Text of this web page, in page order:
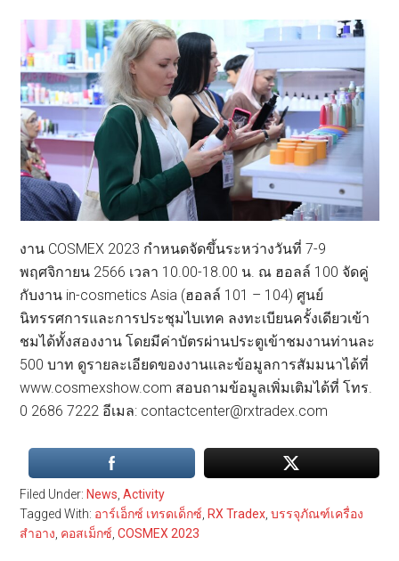
งาน COSMEX 2023 กำหนดจัดขึ้นระหว่างวันที่ 7-9
พฤศจิกายน 2566 เวลา 10.00-18.00 น. ณ ฮอลล์ 100 จัดคู่
กับงาน in-cosmetics Asia (ฮอลล์ 101 – 104) ศูนย์
นิทรรศการและการประชุมไบเทค ลงทะเบียนครั้งเดียวเข้า
ชมได้ทั้งสองงาน โดยมีค่าบัตรผ่านประตูเข้าชมงานท่านละ
500 บาท ดูรายละเอียดของงานและข้อมูลการสัมมนาได้ที่
www.cosmexshow.com สอบถามข้อมูลเพิ่มเติมได้ที่ โทร.
0 2686 7222 อีเมล: contactcenter@rxtradex.com
Filed Under: News ,Activity
Tagged With: อาร์เอ็กซ์ เทรดเด็กซ์ RX Tradex ,บรรจุภัณฑ์เครื่อง
สำอาง คอสเม็กซ์ ,COSMEX 2023